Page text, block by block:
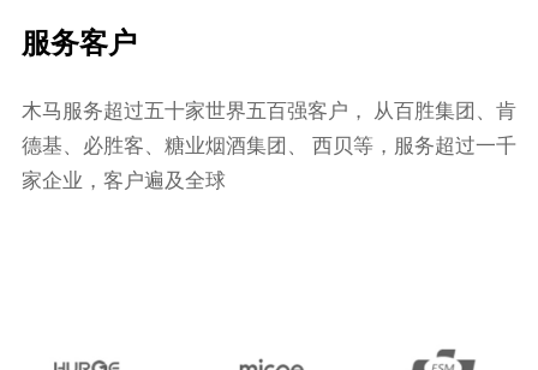
服务客户
⽊⻢服务超过五⼗家世界五百强客户， 从百胜集团、肯
德基、必胜客、糖业烟酒集团、 ⻄⻉等，服务超过⼀千
家企业，客户遍及全球